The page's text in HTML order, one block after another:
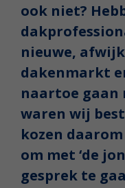
ook niet?
nieuwe,
dakenmarkt
naartoe gaan
waren wij
kozen
om met ‘de
gesprek te